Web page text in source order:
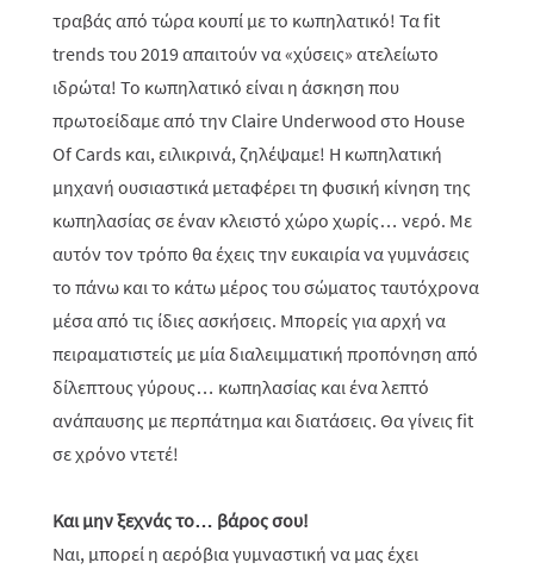
τραβάς από τώρα κουπί με το κωπηλατικό! Τα fit
trends του 2019 απαιτούν να «χύσεις» ατελείωτο
ιδρώτα! Το κωπηλατικό είναι η άσκηση που
πρωτοείδαμε από την Claire Underwood στο House
Of Cards και, ειλικρινά, ζηλέψαμε! Η κωπηλατική
μηχανή ουσιαστικά μεταφέρει τη φυσική κίνηση της
κωπηλασίας σε έναν κλειστό χώρο χωρίς… νερό. Με
αυτόν τον τρόπο θα έχεις την ευκαιρία να γυμνάσεις
το πάνω και το κάτω μέρος του σώματος ταυτόχρονα
μέσα από τις ίδιες ασκήσεις. Μπορείς για αρχή να
πειραματιστείς με μία διαλειμματική προπόνηση από
δίλεπτους γύρους… κωπηλασίας και ένα λεπτό
ανάπαυσης με περπάτημα και διατάσεις. Θα γίνεις fit
σε χρόνο ντετέ!
Και μην ξεχνάς τo… βάρος σου!
Ναι, μπορεί η αερόβια γυμναστική να μας έχει